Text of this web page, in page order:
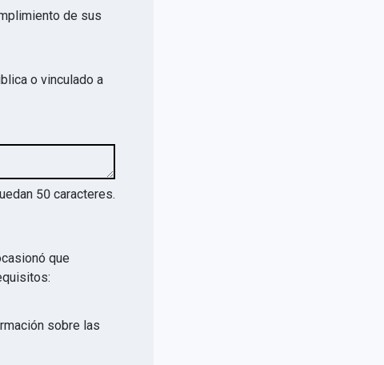
de sus
o vinculado a
50 caracteres.
que
sobre las